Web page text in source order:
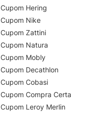
Cupom Hering
Cupom Nike
Cupom Zattini
Cupom Natura
Cupom Mobly
Cupom Decathlon
Cupom Cobasi
Cupom Compra Certa
Cupom Leroy Merlin